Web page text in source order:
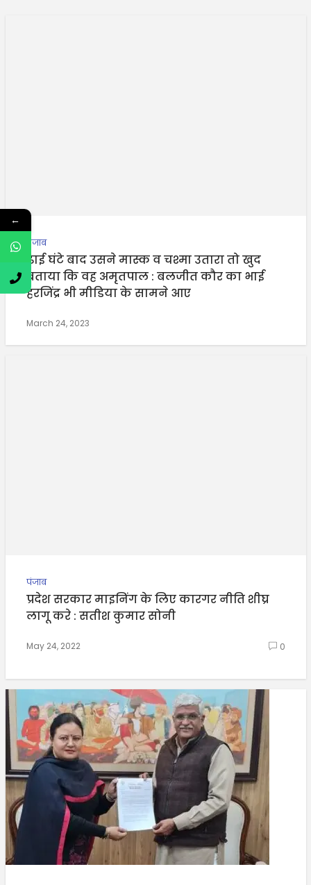
पंजाब
ढाई घंटे बाद उसने मास्क व चश्मा उतारा तो खुद
बताया कि वह अमृतपाल : बलजीत कौर का भाई
हरजिंद्र भी मीडिया के सामने आए
March 24, 2023
पंजाब
प्रदेश सरकार माइनिंग के लिए कारगर नीति शीघ्र
लागू करे : सतीश कुमार सोनी
May 24, 2022 0
←